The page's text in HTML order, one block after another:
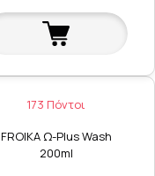
173 Πόντοι
FROIKA Ω-Plus Wash
200ml